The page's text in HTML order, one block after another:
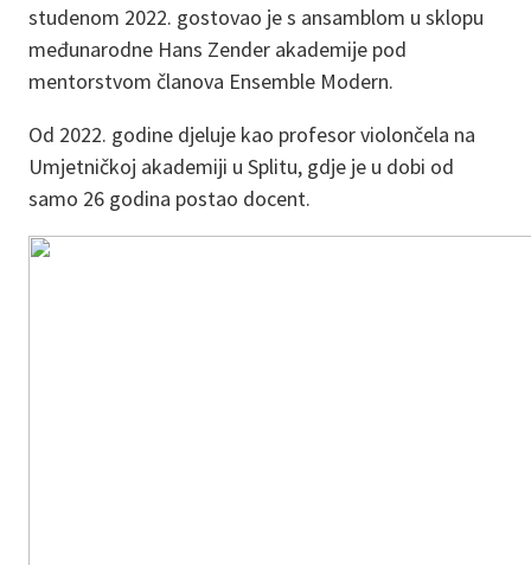
studenom 2022. gostovao je s ansamblom u sklopu
međunarodne Hans Zender akademije pod
mentorstvom članova Ensemble Modern.
Od 2022. godine djeluje kao profesor violončela na
Umjetničkoj akademiji u Splitu, gdje je u dobi od
samo 26 godina postao docent.